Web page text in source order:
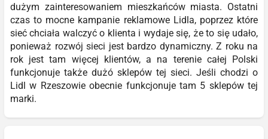
dużym zainteresowaniem mieszkańców miasta. Ostatni
czas to mocne kampanie reklamowe Lidla, poprzez które
sieć chciała walczyć o klienta i wydaje się, że to się udało,
ponieważ rozwój sieci jest bardzo dynamiczny. Z roku na
rok jest tam więcej klientów, a na terenie całej Polski
funkcjonuje także dużó sklepów tej sieci. Jeśli chodzi o
Lidl w Rzeszowie obecnie funkcjonuje tam 5 sklepów tej
marki.